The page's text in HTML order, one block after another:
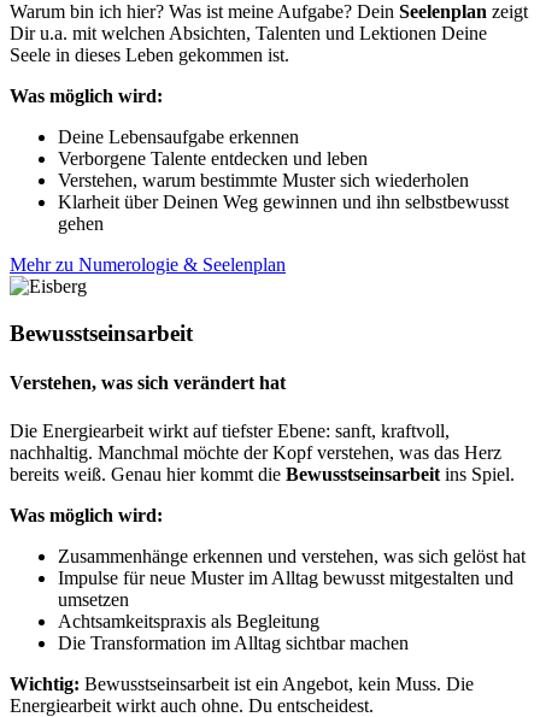
Warum bin ich hier? Was ist meine Aufgabe? Dein Seelenplan zeigt
Dir u.a. mit welchen Absichten, Talenten und Lektionen Deine
Seele in dieses Leben gekommen ist.
Was möglich wird:
Deine Lebensaufgabe erkennen
Verborgene Talente entdecken und leben
Verstehen, warum bestimmte Muster sich wiederholen
Klarheit über Deinen Weg gewinnen und ihn selbstbewusst
gehen
Mehr zu Numerologie & Seelenplan
Bewusstseinsarbeit
Verstehen, was sich verändert hat
Die Energiearbeit wirkt auf tiefster Ebene: sanft, kraftvoll,
nachhaltig. Manchmal möchte der Kopf verstehen, was das Herz
bereits weiß. Genau hier kommt die Bewusstseinsarbeit ins Spiel.
Was möglich wird:
Zusammenhänge erkennen und verstehen, was sich gelöst hat
Impulse für neue Muster im Alltag bewusst mitgestalten und
umsetzen
Achtsamkeitspraxis als Begleitung
Die Transformation im Alltag sichtbar machen
Wichtig: Bewusstseinsarbeit ist ein Angebot, kein Muss. Die
Energiearbeit wirkt auch ohne. Du entscheidest.